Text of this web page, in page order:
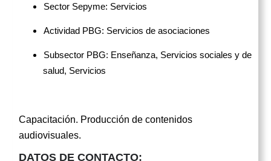
Sector Sepyme: Servicios
Actividad PBG: Servicios de asociaciones
Subsector PBG: Enseñanza, Servicios sociales y de
salud, Servicios
Capacitación. Producción de contenidos
audiovisuales.
DATOS DE CONTACTO: